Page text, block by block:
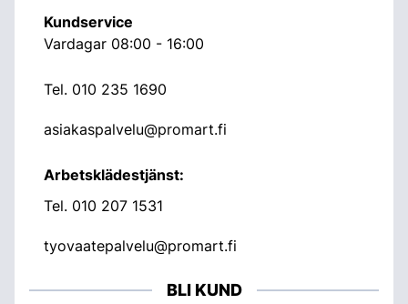
Kundservice
Vardagar 08:00 - 16:00
Tel. 010 235 1690
asiakaspalvelu@promart.fi
Arbetsklädestjänst:
Tel. 010 207 1531
tyovaatepalvelu@promart.fi
BLI KUND